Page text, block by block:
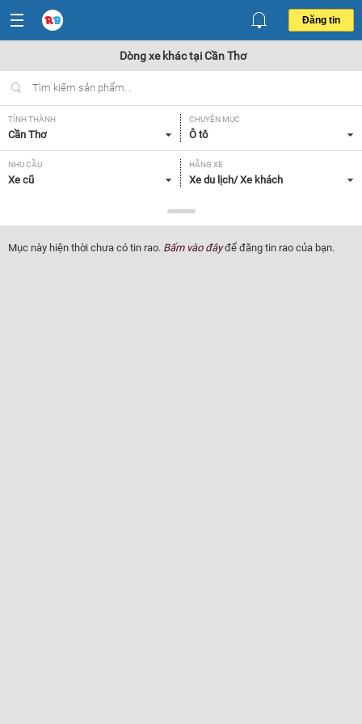
Đăng tin
Dòng xe khác tại Cần Thơ
TỈNH THÀNH
Cần Thơ
CHUYÊN MỤC
Ô tô
NHU CẦU
Xe cũ
HÃNG XE
Xe du lịch/ Xe khách
Dòng xe khác
NĂM SẢN XUẤT
Tất cả
GIÁ XE XUẤT XỨ
Mục này hiện thời chưa có tin rao. Bấm vào đâyđể đăng tin rao của bạn.